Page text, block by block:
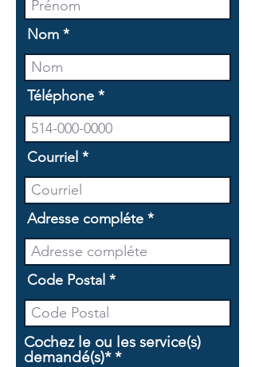
Nom
Téléphone
Courriel
Adresse compléte
Code Postal
Cochez le ou les service(s)
demandé(s)* *O